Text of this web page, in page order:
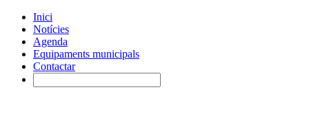
Inici
Notícies
Agenda
Equipaments municipals
Contactar